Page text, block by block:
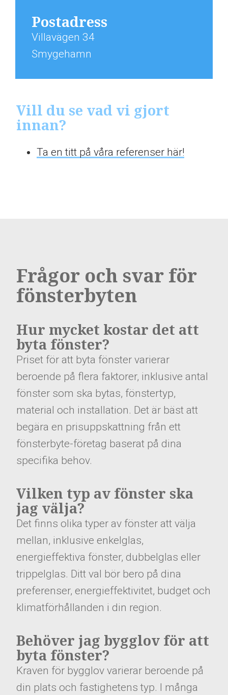
Postadress
Villavägen 34
Smygehamn
Vill du se vad vi gjort
innan?
Ta en titt på våra referenser här!
Frågor och svar för
fönsterbyten
Hur mycket kostar det att
byta fönster?
Priset för att byta fönster varierar
beroende på flera faktorer, inklusive antal
fönster som ska bytas, fönstertyp,
material och installation. Det är bäst att
begära en prisuppskattning från ett
fönsterbyte-företag baserat på dina
specifika behov.
Vilken typ av fönster ska
jag välja?
Det finns olika typer av fönster att välja
mellan, inklusive enkelglas,
energieffektiva fönster, dubbelglas eller
trippelglas. Ditt val bör bero på dina
preferenser, energieffektivitet, budget och
klimatförhållanden i din region.
Behöver jag bygglov för att
byta fönster?
Kraven för bygglov varierar beroende på
din plats och fastighetens typ. I många